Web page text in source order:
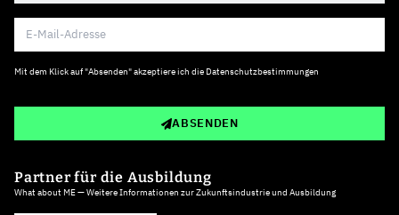
Mit dem Klick auf "Absenden" akzeptiere ich die Datenschutzbestimmungen
ABSENDEN
Partner für die Ausbildung
What about ME — Weitere Informationen zur Zukunftsindustrie und Ausbildung